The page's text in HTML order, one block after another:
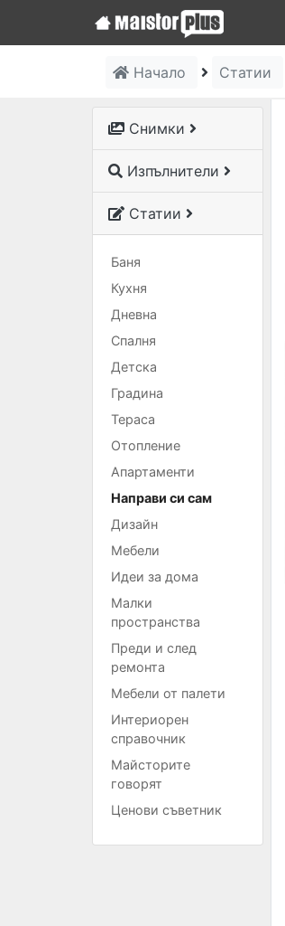
Начало Статии
Снимки
Изпълнители
Статии
Баня
Кухня
Дневна
Спалня
Детска
Градина
Тераса
Отопление
Апартаменти
Направи си сам
Дизайн
Мебели
Идеи за дома
Малки
пространства
Преди и след
ремонта
Мебели от палети
Интериорен
справочник
Майсторите
говорят
Ценови съветник